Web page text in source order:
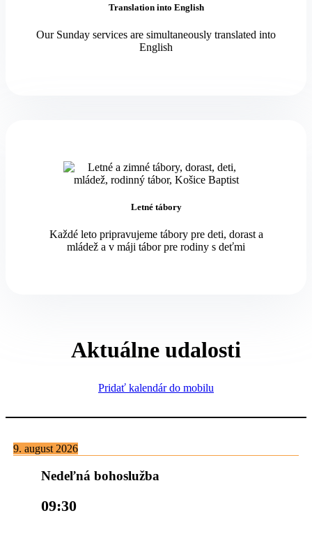
Translation into English
Our Sunday services are simultaneously translated into
English
Letné tábory
Každé leto pripravujeme tábory pre deti, dorast a
mládež a v máji tábor pre rodiny s deťmi
Aktuálne udalosti
Pridať kalendár do mobilu
9. august 2026
Nedeľná bohoslužba
09:30